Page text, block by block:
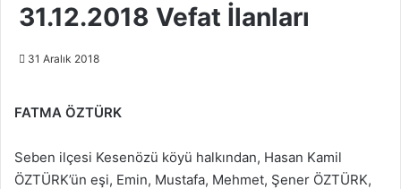
31.12.2018 Vefat İlanları
31 Aralık 2018
FATMA ÖZTÜRK
Seben ilçesi Kesenözü köyü halkından, Hasan Kamil
ÖZTÜRK’ün eşi, Emin, Mustafa, Mehmet, Şener ÖZTÜRK,